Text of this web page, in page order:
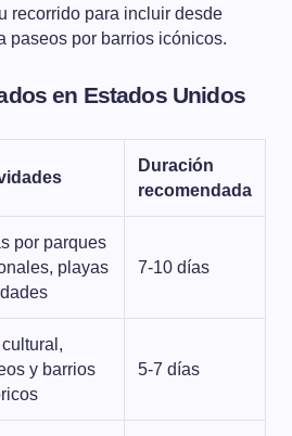
recorrido para incluir desde
paseos por barrios icónicos.
en Estados Unidos
Duración
recomendada
por parques
playas
7-10 días
y barrios
5-7 días